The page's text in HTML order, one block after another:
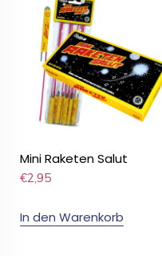
Mini Raketen Salut
€2,95
In den Warenkorb